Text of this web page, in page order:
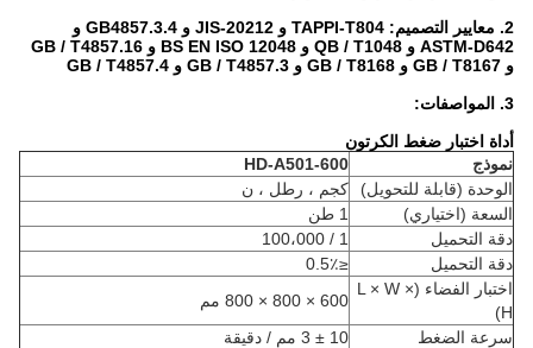
2. معايير التصميم:
TAPPI-T804 و JIS-20212 و GB4857.3.4 و
ASTM-D642 و QB / T1048 و BS EN ISO 12048 و GB / T4857.16
و GB / T8167 و GB / T8168 و GB / T4857.3 و GB / T4857.4
3. المواصفات:
أداة اختبار ضغط الكرتون
نموذج
HD-A501-600
الوحدة (قابلة للتحويل)
كجم ، رطل ، ن
السعة (اختياري)
1 طن
دقة التحميل
1 / 100،000
دقة التحميل
≤0.5٪
اختبار الفضاء (L × W ×
H)
600 × 800 × 800 مم
سرعة الضغط
10 ± 3 مم / دقيقة